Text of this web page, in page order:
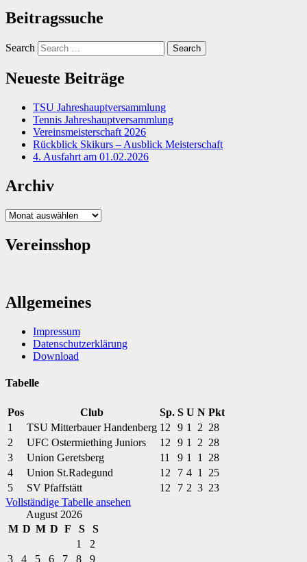
Beitragssuche
Search
Neueste Beiträge
TSU Jahreshauptversammlung
Tennis Jahreshauptversammlung
Vereinsmeisterschaft 2026
Rückblick Skikurs – Ausblick Meisterschaft
4. Ausfahrt am 01.02.2026
Archiv
Archiv
Vereinsshop
Allgemeines
Impressum
Datenschutzerklärung
Download
Tabelle
Pos Club Sp. S U N Pkt
1
TSU Mitterbauer Handenberg 12 9 1 2 28
2
UFC Ostermiething Juniors 12 9 1 2 28
3
Union Geretsberg 11 9 1 1
28
4
Union St.Radegund 12 7 4 1
25
5
SV Pfaffstätt 12 7 2 3 23
Vollständige Tabelle ansehen
August 2026
M D M D F S
S
1
2
3
4 5 6 7 8 9